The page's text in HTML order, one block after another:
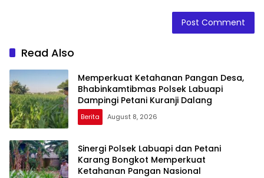
Read Also
Memperkuat Ketahanan Pangan Desa,
Bhabinkamtibmas Polsek Labuapi
Dampingi Petani Kuranji Dalang
Berita August 8, 2026
Sinergi Polsek Labuapi dan Petani
Karang Bongkot Memperkuat
Ketahanan Pangan Nasional